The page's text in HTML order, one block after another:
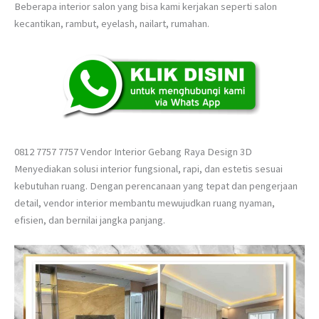
Beberapa interior salon yang bisa kami kerjakan seperti salon
kecantikan, rambut, eyelash, nailart, rumahan.
0812 7757 7757 Vendor Interior Gebang Raya Design 3D
Menyediakan solusi interior fungsional, rapi, dan estetis sesuai
kebutuhan ruang. Dengan perencanaan yang tepat dan pengerjaan
detail, vendor interior membantu mewujudkan ruang nyaman,
efisien, dan bernilai jangka panjang.